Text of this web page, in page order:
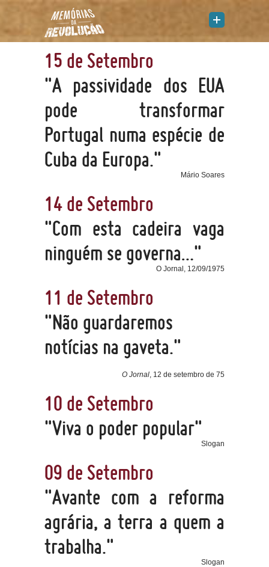
15 de Setembro
"A passividade dos EUA
pode transformar
Portugal numa espécie de
Cuba da Europa."
Mário Soares
14 de Setembro
"Com esta cadeira vaga
ninguém se governa…"
O Jornal, 12/09/1975
11 de Setembro
"Não guardaremos
notícias na gaveta."
O Jornal, 12 de setembro de 75
10 de Setembro
"Viva o poder popular"
Slogan
09 de Setembro
"Avante com a reforma
agrária, a terra a quem a
trabalha."
Slogan